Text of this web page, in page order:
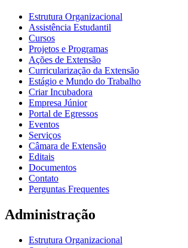
Estrutura Organizacional
Assistência Estudantil
Cursos
Projetos e Programas
Ações de Extensão
Curricularização da Extensão
Estágio e Mundo do Trabalho
Criar Incubadora
Empresa Júnior
Portal de Egressos
Eventos
Serviços
Câmara de Extensão
Editais
Documentos
Contato
Perguntas Frequentes
Administração
Estrutura Organizacional